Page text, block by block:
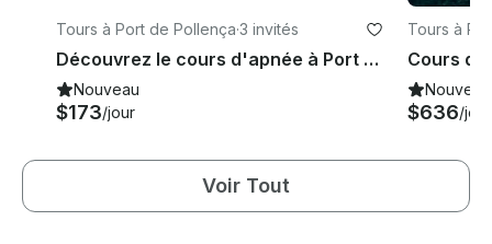
Tours à Port de Pollença·3 invités
Découvrez le cours d'apnée à Port de Pollença, Illes Balears
Nouveau
$173/jour
Tours à
Cours
Nouveau
$636/jour
Voir Tout